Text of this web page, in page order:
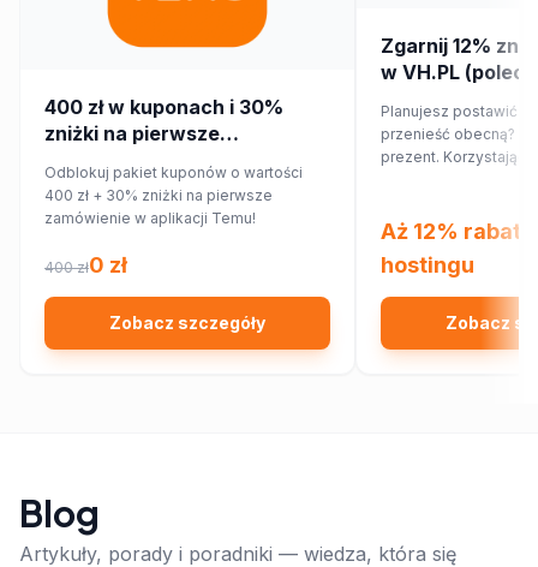
400 zł w kuponach i 30%
zniżki na pierwsze
Odblokuj pakiet kuponów o wartości
400 zł + 30% zniżki na pierwsze
zamówienie w aplikacji Temu!
400 zł0 zł
Zobacz szczegóły
Zgarnij 12%
w VH.PL
Planujesz postawić
przenieść obecną?
prezent. Korzystając
Aż 12%
hostingu
Zobacz
Blog
Artykuły, porady i poradniki — wiedza, która się